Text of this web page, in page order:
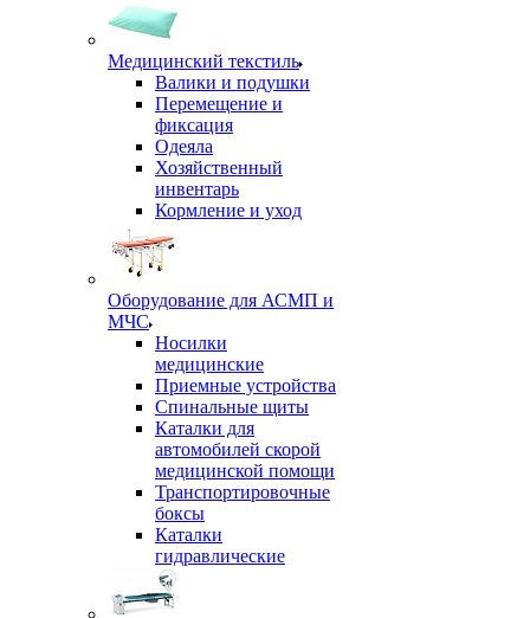
Медицинский текстиль
Валики и подушки
Перемещение и
фиксация
Одеяла
Хозяйственный
инвентарь
Кормление и уход
Оборудование для АСМП и
МЧС
Носилки
медицинские
Приемные устройства
Спинальные щиты
Каталки для
автомобилей скорой
медицинской помощи
Транспортировочные
боксы
Каталки
гидравлические